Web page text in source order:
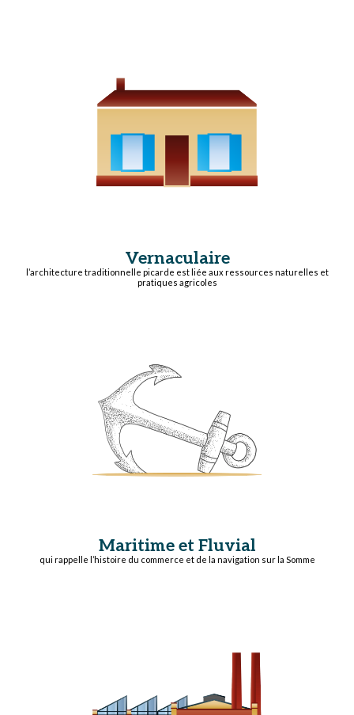
Vernaculaire
l’architecture traditionnelle picarde est liée aux ressources naturelles et
pratiques agricoles
Maritime et Fluvial
qui rappelle l’histoire du commerce et de la navigation sur la Somme